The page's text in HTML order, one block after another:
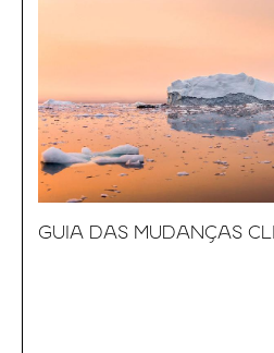
GUIA DAS MUDANÇAS